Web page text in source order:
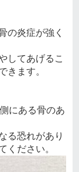
の炎症が強く
してあげるこ
きます。
にある骨のあ
る恐れがあり
ください。